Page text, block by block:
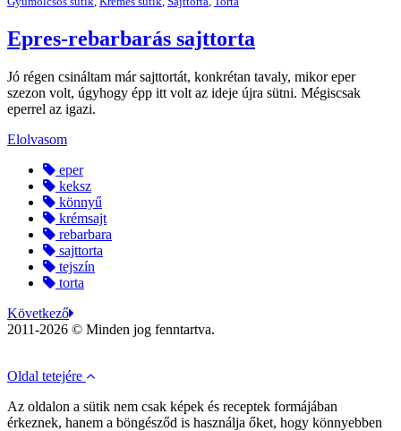
Epres-rebarbarás sajttorta
Jó régen csináltam már sajttortát, konkrétan tavaly, mikor eper
szezon volt, úgyhogy épp itt volt az ideje újra sütni. Mégiscsak
eperrel az igazi.
Elolvasom
eper
keksz
könnyű
krémsajt
rebarbara
sajttorta
tejszín
torta
Következő
2011-2026 © Minden jog fenntartva.
Oldal tetejére
Az oldalon a sütik nem csak képek és receptek formájában
érkeznek, hanem a böngésződ is használja őket, hogy könnyebben